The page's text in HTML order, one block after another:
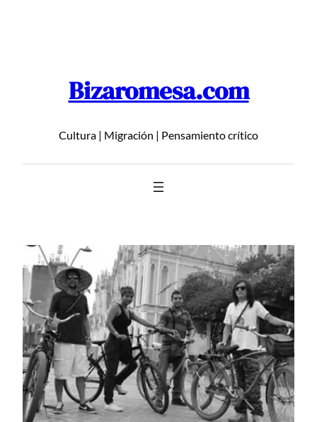
Bizaromesa.com
Cultura | Migración | Pensamiento crítico